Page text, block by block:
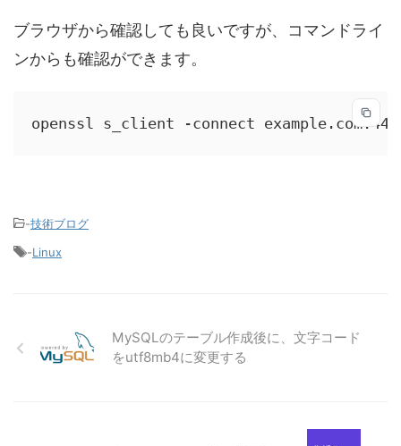
ブラウザから確認しても良いですが、コマンドライ
ンからも確認ができます。
openssl s_client -connect
-技術ブログ
-Linux
MySQLのテーブル作成後に、文字コード
をutf8mb4に変更する